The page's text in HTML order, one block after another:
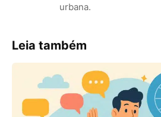
urbana.
Leia também